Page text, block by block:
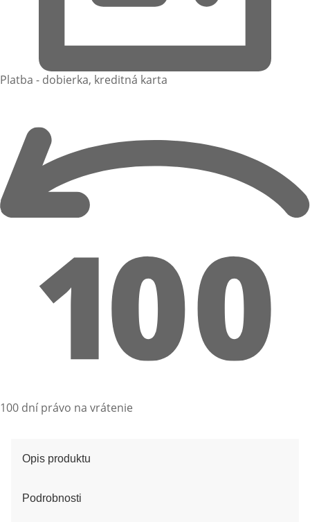
Platba - dobierka, kreditná karta
100 dní právo na vrátenie
Opis produktu
Podrobnosti